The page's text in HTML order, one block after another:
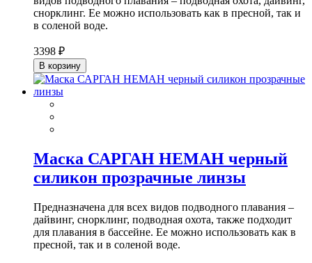
снорклинг. Ее можно использовать как в пресной, так и
в соленой воде.
3398 ₽
В корзину
Маска САРГАН НЕМАН черный
силикон прозрачные линзы
Предназначена для всех видов подводного плавания –
дайвинг, снорклинг, подводная охота, также подходит
для плавания в бассейне. Ее можно использовать как в
пресной, так и в соленой воде.